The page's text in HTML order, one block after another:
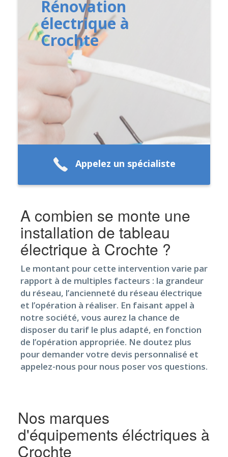
Rénovation
électrique à
Crochte
Appelez un spécialiste
A combien se monte une
installation de tableau
électrique à Crochte ?
Le montant pour cette intervention varie par
rapport à de multiples facteurs : la grandeur
du réseau, l’ancienneté du réseau électrique
et l’opération à réaliser. En faisant appel à
notre société, vous aurez la chance de
disposer du tarif le plus adapté, en fonction
de l’opération appropriée. Ne doutez plus
pour demander votre devis personnalisé et
appelez-nous pour nous poser vos questions.
Nos marques
d'équipements éléctriques à
Crochte